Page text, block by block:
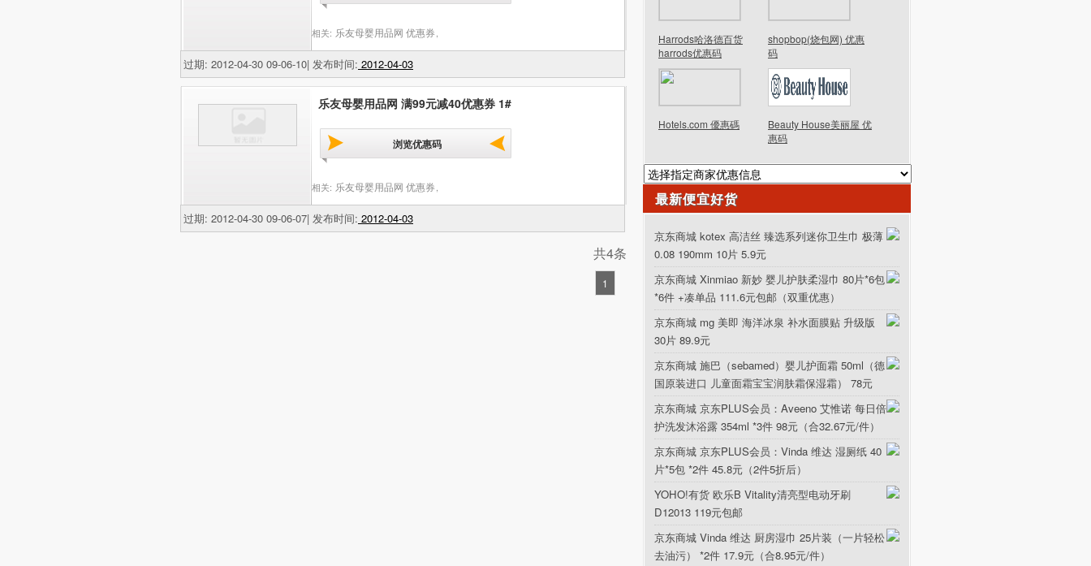
相关: 乐友母婴用品网 优惠券
过期: 2012-04-30 09-06-10| 发布时间: 2012-04-03
乐友母婴用品网 满99元减40优惠券 1#
浏览优惠码
相关: 乐友母婴用品网 优惠券
过期: 2012-04-30 09-06-07| 发布时间: 2012-04-03
共4条
1
Harrods哈洛德百货
harrods优惠码
shopbop(烧包网) 优惠
码
Hotels.com 優惠碼
Beauty House美丽屋 优
惠码
最新便宜好货
京东商城 kotex 高洁丝 臻选系列迷你卫生巾 极薄
0.08 190mm 10片 5.9元
京东商城 Xinmiao 新妙 婴儿护肤柔湿巾 80片*6包
*6件 +凑单品 111.6元包邮（双重优惠）
京东商城 mg 美即 海洋冰泉 补水面膜贴 升级版
30片 89.9元
京东商城 施巴（sebamed）婴儿护面霜 50ml（德
国原装进口 儿童面霜宝宝润肤霜保湿霜） 78元
京东商城 京东PLUS会员：Aveeno 艾惟诺 每日倍
护洗发沐浴露 354ml *3件 98元（合32.67元/件）
京东商城 京东PLUS会员：Vinda 维达 湿厕纸 40
片*5包 *2件 45.8元（2件5折后）
YOHO!有货 欧乐B Vitality清亮型电动牙刷
D12013 119元包邮
京东商城 Vinda 维达 厨房湿巾 25片装（一片轻松
去油污） *2件 17.9元（合8.95元/件）